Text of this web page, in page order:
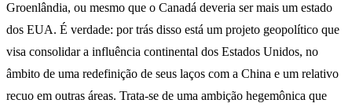
Groenlândia, ou mesmo que o Canadá deveria ser mais um estado
dos EUA. É verdade: por trás disso está um projeto geopolítico que
visa consolidar a influência continental dos Estados Unidos, no
âmbito de uma redefinição de seus laços com a China e um relativo
recuo em outras áreas. Trata-se de uma ambição hegemônica que